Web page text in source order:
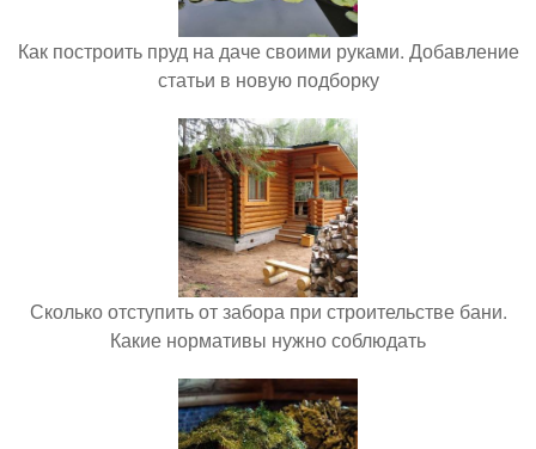
Как построить пруд на даче своими руками. Добавление
статьи в новую подборку
Сколько отступить от забора при строительстве бани.
Какие нормативы нужно соблюдать